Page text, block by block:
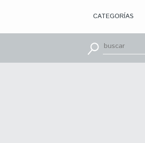
CATEGORÍAS
> DISEÑO
> APRENDE
CON